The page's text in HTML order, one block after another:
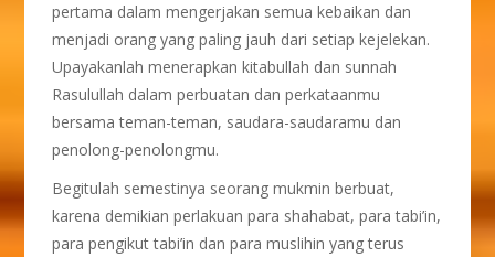
pertama dalam mengerjakan semua kebaikan dan
menjadi orang yang paling jauh dari setiap kejelekan.
Upayakanlah menerapkan kitabullah dan sunnah
Rasulullah dalam perbuatan dan perkataanmu
bersama teman-teman, saudara-saudaramu dan
penolong-penolongmu.
Begitulah semestinya seorang mukmin berbuat,
karena demikian perlakuan para shahabat, para tabi’in,
para pengikut tabi’in dan para muslihin yang terus